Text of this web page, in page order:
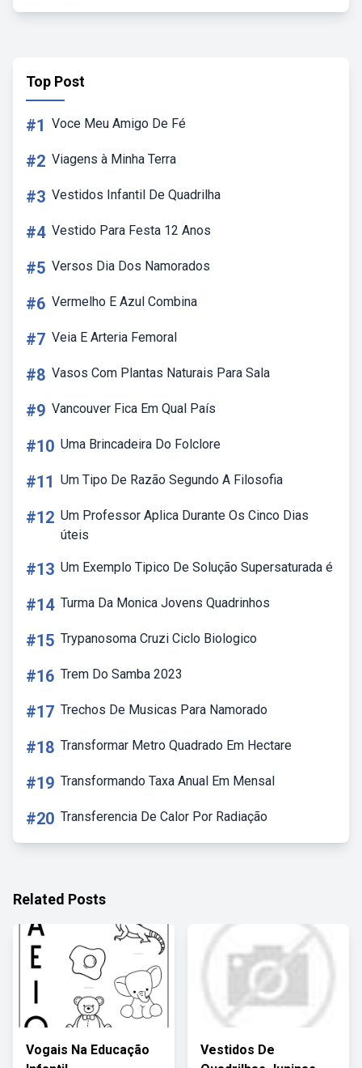
Top Post
#1 Voce Meu Amigo De Fé
#2 Viagens à Minha Terra
#3 Vestidos Infantil De Quadrilha
#4 Vestido Para Festa 12 Anos
#5 Versos Dia Dos Namorados
#6 Vermelho E Azul Combina
#7 Veia E Arteria Femoral
#8 Vasos Com Plantas Naturais Para Sala
#9 Vancouver Fica Em Qual País
#10 Uma Brincadeira Do Folclore
#11 Um Tipo De Razão Segundo A Filosofia
#12 Um Professor Aplica Durante Os Cinco Dias
úteis
#13 Um Exemplo Tipico De Solução Supersaturada é
#14 Turma Da Monica Jovens Quadrinhos
#15 Trypanosoma Cruzi Ciclo Biologico
#16 Trem Do Samba 2023
#17 Trechos De Musicas Para Namorado
#18 Transformar Metro Quadrado Em Hectare
#19 Transformando Taxa Anual Em Mensal
#20 Transferencia De Calor Por Radiação
Related Posts
Vogais Na Educação
Vestidos De